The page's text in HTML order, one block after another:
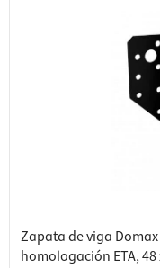
Zapata de viga
homologación ETA, 48